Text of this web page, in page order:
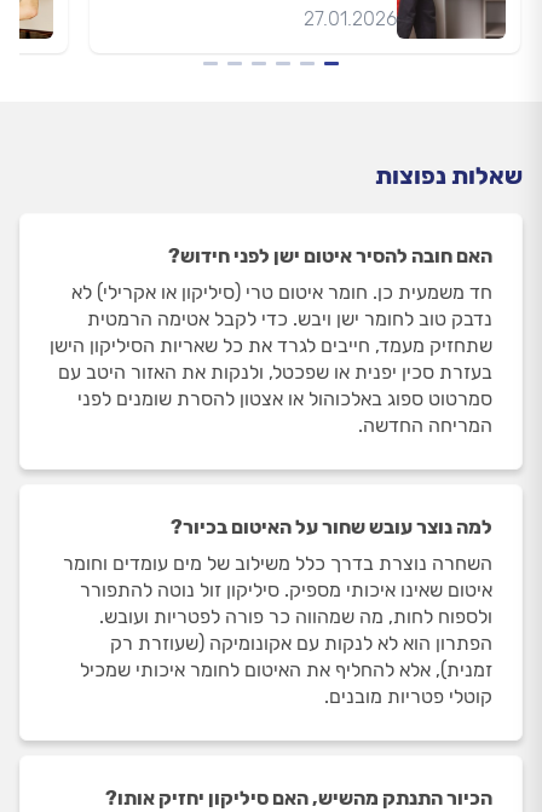
27.01.2026
שאלות נפוצות
האם חובה להסיר איטום ישן לפני חידוש?
חד משמעית כן. חומר איטום טרי (סיליקון או אקרילי) לא
נדבק טוב לחומר ישן ויבש. כדי לקבל אטימה הרמטית
שתחזיק מעמד, חייבים לגרד את כל שאריות הסיליקון הישן
בעזרת סכין יפנית או שפכטל, ולנקות את האזור היטב עם
סמרטוט ספוג באלכוהול או אצטון להסרת שומנים לפני
המריחה החדשה.
למה נוצר עובש שחור על האיטום בכיור?
השחרה נוצרת בדרך כלל משילוב של מים עומדים וחומר
איטום שאינו איכותי מספיק. סיליקון זול נוטה להתפורר
ולספוח לחות, מה שמהווה כר פורה לפטריות ועובש.
הפתרון הוא לא לנקות עם אקונומיקה (שעוזרת רק
זמנית), אלא להחליף את האיטום לחומר איכותי שמכיל
קוטלי פטריות מובנים.
הכיור התנתק מהשיש, האם סיליקון יחזיק אותו?